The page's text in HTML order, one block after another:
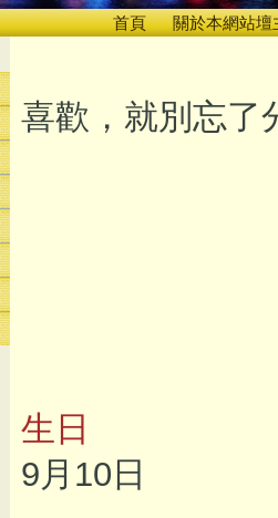
首頁
關於本網站壇
喜歡，就別忘了
生日
9月10日